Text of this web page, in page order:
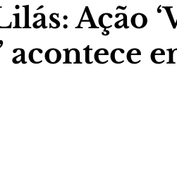
Ação
acontece